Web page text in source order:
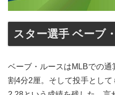
スター選手 ベーブ
ベーブ・ルースはMLBでの
割4分2厘。そして投手とし